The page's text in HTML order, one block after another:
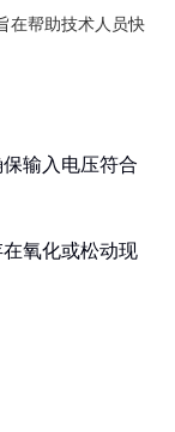
在帮助技术人员快
输入电压符合
氧化或松动现